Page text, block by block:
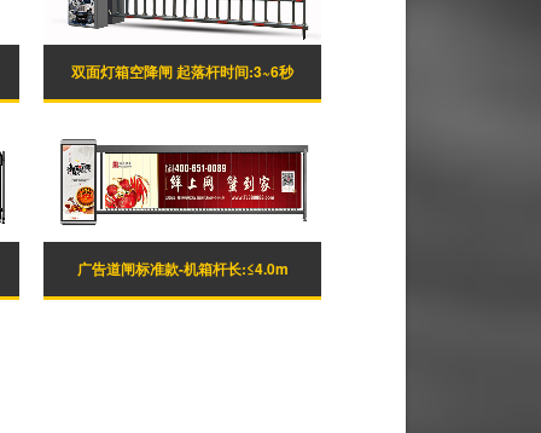
双面灯箱空降闸 起落杆时间:3~6秒
广告道闸标准款-机箱杆长:≤4.0m